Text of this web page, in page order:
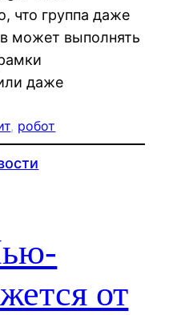
что группа даже
может выполнять
даже
, робот
от